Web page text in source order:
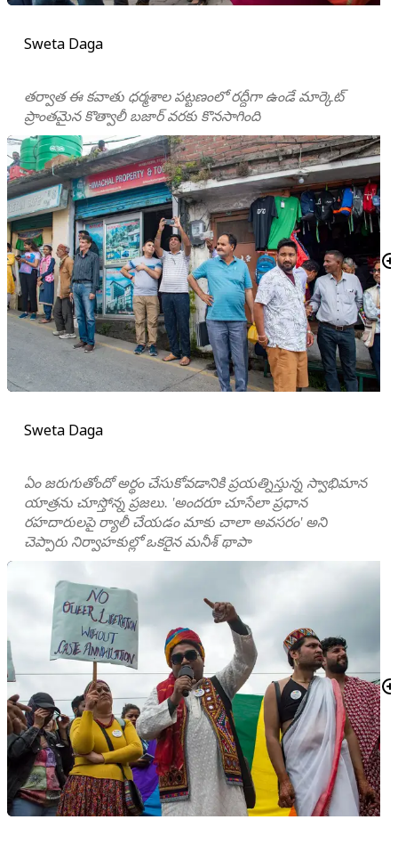
Sweta Daga
తర్వాత ఈ కవాతు ధర్మశాల పట్టణంలో రద్దీగా ఉండే మార్కెట్
ప్రాంతమైన కొత్వాలీ బజార్ వరకు కొనసాగింది
Sweta Daga
ఏం జరుగుతోందో అర్థం చేసుకోవడానికి ప్రయత్నిస్తున్న స్వాభిమాన
యాత్రను చూస్తోన్న ప్రజలు. 'అందరూ చూసేలా ప్రధాన
రహదారులపై ర్యాలీ చేయడం మాకు చాలా అవసరం' అని
చెప్పారు నిర్వాహకుల్లో ఒకరైన మనీశ్ థాపా